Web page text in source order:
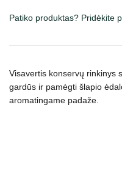
konservų
Patiko produktas? Pridėkite
Visavertis konservų rinkinys
gardūs ir pamėgti šlapio
aromatingame padaže.